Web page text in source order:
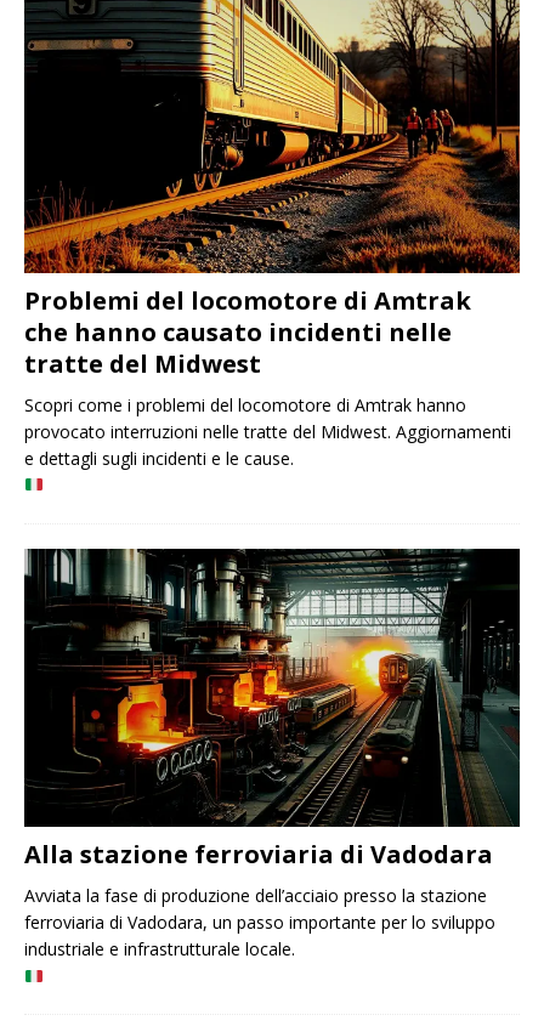
Problemi del locomotore di Amtrak
che hanno causato incidenti nelle
tratte del Midwest
Scopri come i problemi del locomotore di Amtrak hanno
provocato interruzioni nelle tratte del Midwest. Aggiornamenti
e dettagli sugli incidenti e le cause.
Alla stazione ferroviaria di Vadodara
Avviata la fase di produzione dell’acciaio presso la stazione
ferroviaria di Vadodara, un passo importante per lo sviluppo
industriale e infrastrutturale locale.